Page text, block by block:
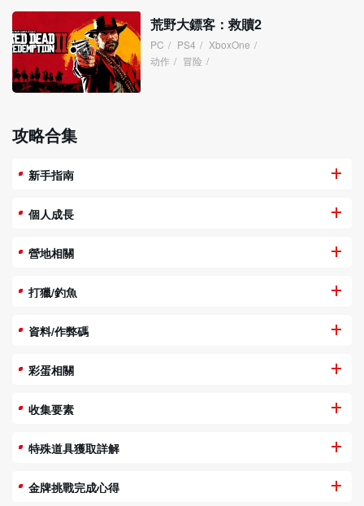
荒野大鏢客：救贖2
PC / PS4 / XboxOne /
动作 / 冒险 /
攻略合集
新手指南
個人成長
營地相關
打獵/釣魚
資料/作弊碼
彩蛋相關
收集要素
特殊道具獲取詳解
金牌挑戰完成心得